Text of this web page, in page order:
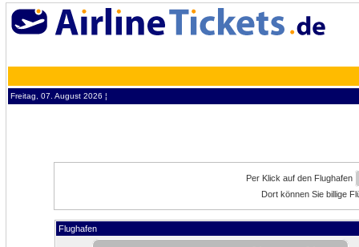
Freitag, 07. August 2026 ¦
Per Klick auf den Flughafen
Dort können Sie billige
Flughafen